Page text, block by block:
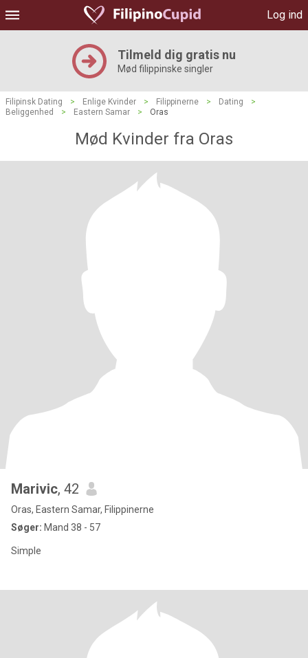
Log ind
Tilmeld dig gratis nu
Mød filippinske singler
Filipinsk Dating > Enlige Kvinder > Filippinerne > Dating
>
Beliggenhed
> Eastern Samar > Oras
Mød Kvinder fra Oras
Marivic, 42
Oras, Eastern Samar, Filippinerne
Søger: Mand 38 - 57
Simple